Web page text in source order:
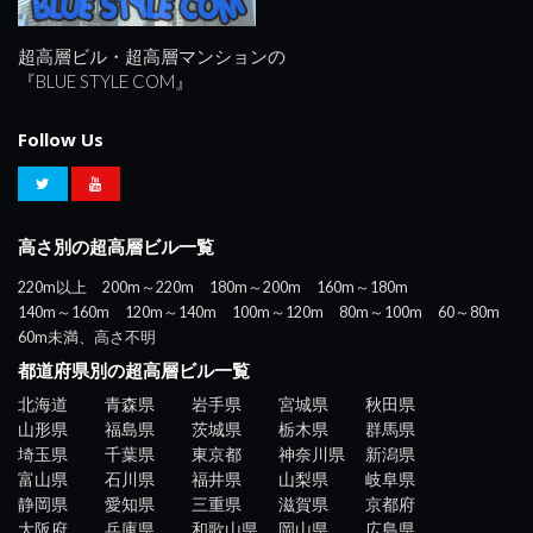
超高層ビル・超高層マンションの
『BLUE STYLE COM』
Follow Us
高さ別の超高層ビル一覧
220m以上 200m～220m 180m～200m
160m～180m
140m～160m
120m～140m 100m～120m 80m～100m
60～80m
60m未満、高さ不明
都道府県別の超高層ビル一覧
北海道 青森県 岩手県 宮城県
秋田県
山形県
福島県 茨城県 栃木県
群馬県
埼玉県
千葉県 東京都 神奈川県
新潟県
富山県
石川県 福井県 山梨県
岐阜県
静岡県
愛知県 三重県 滋賀県
京都府
大阪府
兵庫県 和歌山県 岡山県 広島県